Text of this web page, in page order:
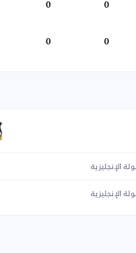
0
0
0
0
الإنجليزية
الإنجليزية